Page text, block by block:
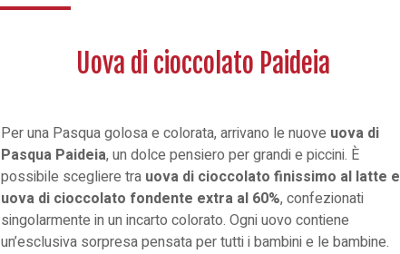
Uova di cioccolato Paideia
Per una Pasqua golosa e colorata, arrivano le nuove uova di
Pasqua Paideia, un dolce pensiero per grandi e piccini. È
possibile scegliere tra uova di cioccolato finissimo al latte e
uova di cioccolato fondente extra al 60%, confezionati
singolarmente in un incarto colorato. Ogni uovo contiene
un’esclusiva sorpresa pensata per tutti i bambini e le bambine.